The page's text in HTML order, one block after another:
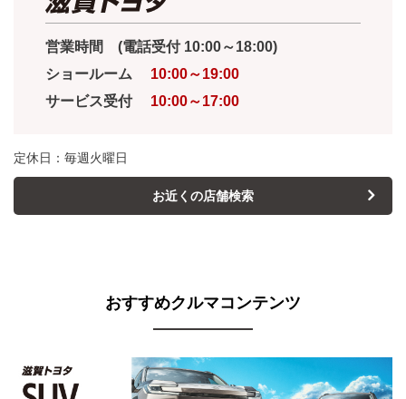
営業時間 (電話受付 10:00～18:00)
ショールーム
10:00～19:00
サービス受付
10:00～17:00
定休日：毎週火曜日
お近くの店舗検索
おすすめクルマコンテンツ